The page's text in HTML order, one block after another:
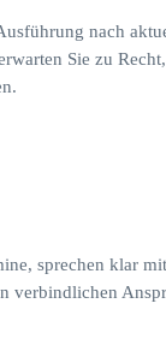
nach
Sie zu
sprechen klar
verbindlichen